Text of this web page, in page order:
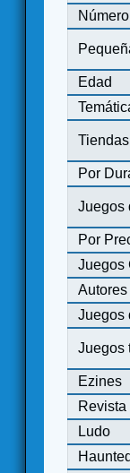
Edad
Por
Juegos
Por
Juegos
Autores
Juegos
Juegos
Ezines
Revista
Ludo